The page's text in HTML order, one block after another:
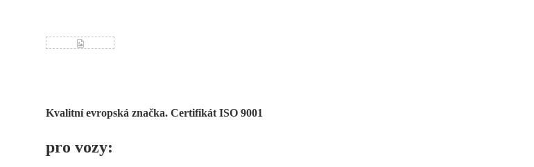
Kvalitní evropská značka. Certifikát ISO 9001
pro vozy: